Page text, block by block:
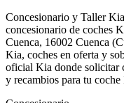
Concesionario y Taller
concesionario de coches
Cuenca, 16002 Cuenca
Kia, coches en oferta y
oficial Kia donde solicitar
y recambios para tu coche